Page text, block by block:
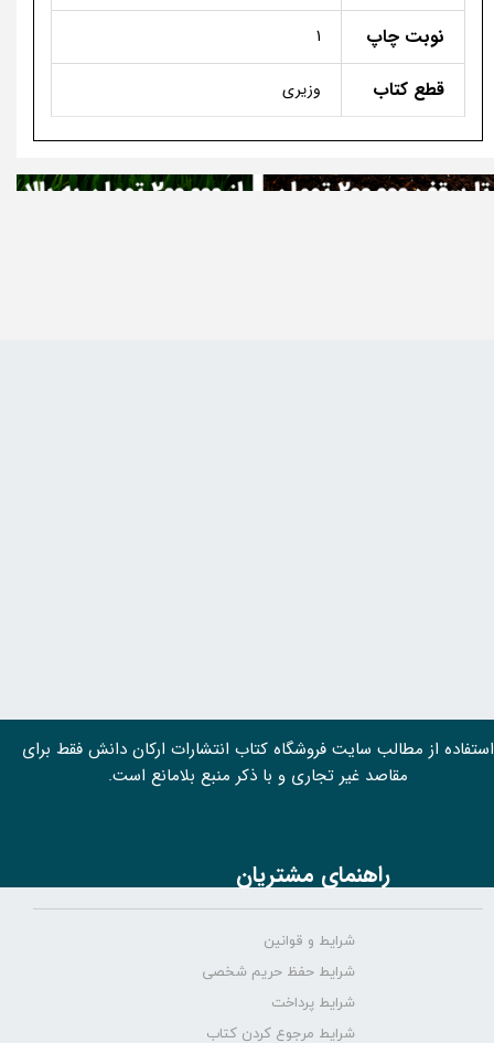
نوبت چاپ 1
قطع کتاب وزیری
استفاده از مطالب سايت فروشگاه کتاب انتشارات ارکان دانش فقط برای
مقاصد غیر تجاری و با ذکر منبع بلامانع است.
راهنمای مشتریان
شرایط و قوانین
شرایط حفظ حریم شخصی
شرایط پرداخت
شرایط مرجوع کردن کتاب